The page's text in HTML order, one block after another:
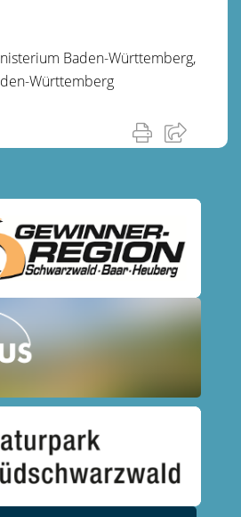
Baden-Württemberg,
Württemberg